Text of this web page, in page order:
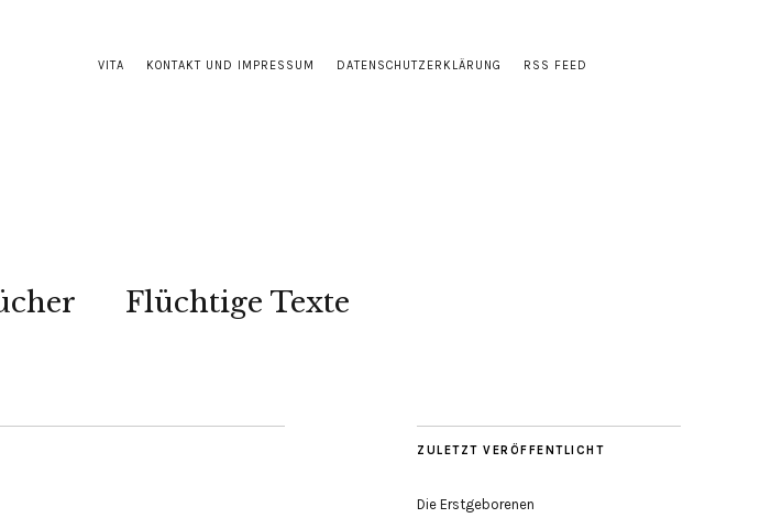
VITA KONTAKT UND IMPRESSUM DATENSCHUTZERKLÄRUNG RSS FEED
Flüchtige Texte
ZULETZT VERÖFFENTLICHT
Die Erstgeborenen